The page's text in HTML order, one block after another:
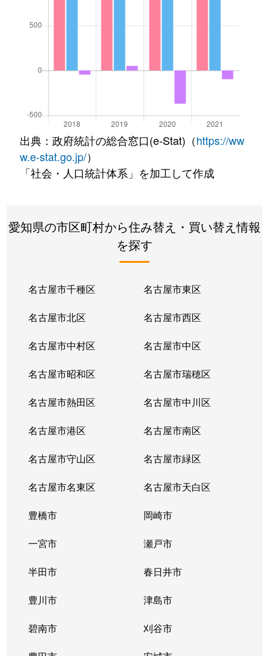
出典：政府統計の総合窓口(e-Stat)（https://ww
w.e-stat.go.jp/）
「社会・人口統計体系」を加工して作成
愛知県の市区町村から住み替え・買い替え情報
を探す
名古屋市千種区 名古屋市東区
名古屋市北区 名古屋市西区
名古屋市中村区 名古屋市中区
名古屋市昭和区 名古屋市瑞穂区
名古屋市熱田区 名古屋市中川区
名古屋市港区 名古屋市南区
名古屋市守山区 名古屋市緑区
名古屋市名東区 名古屋市天白区
豊橋市 岡崎市
一宮市 瀬戸市
半田市 春日井市
豊川市 津島市
碧南市 刈谷市